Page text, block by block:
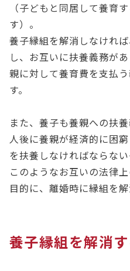
（子どもと同居して養育
す）。
養子縁組を解消しなけれ
し、お互いに扶養義務が
親に対して養育費を支払
す。
また、養子も養親への扶
人後に養親が経済的に困
を扶養しなければならない
このようなお互いの法律
目的に、離婚時に縁組を解
養子縁組を解消